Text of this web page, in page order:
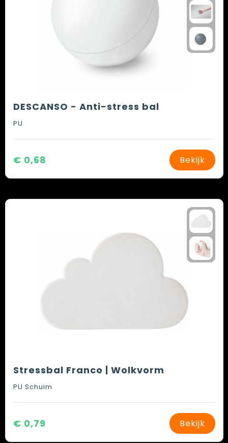
DESCANSO - Anti-stress bal
PU
€ 0,68 Bekijk
Stressbal Franco | Wolkvorm
PU Schuim
€ 0,79 Bekijk